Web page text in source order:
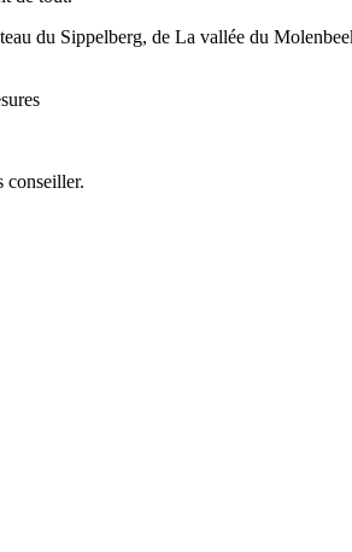
du Sippelberg, de La vallée du
conseiller.